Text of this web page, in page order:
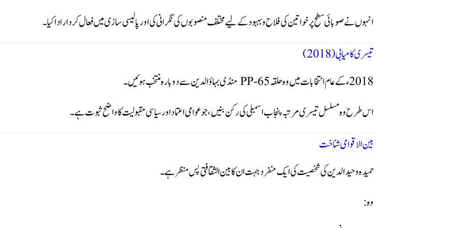
انہوں نے صوبائی سطح پر خواتین کی فلاح و بہبود کے لیے مختلف منصوبوں کی نگرانی کی اور پالیسی سازی میں فعال کردار ادا کیا۔
تیسری کامیابی (2018)
2018ء کے عام انتخابات میں وہ حلقہ PP-65 منڈی بہاؤالدین سے دوبارہ منتخب ہوئیں۔
اس طرح وہ مسلسل تیسری مرتبہ پنجاب اسمبلی کی رکن بنیں، جو عوامی اعتماد اور سیاسی مقبولیت کا واضح ثبوت ہے۔
بین الاقوامی شناخت
حمیدہ وحیدالدین کی شخصیت کی ایک منفرد جہت ان کا بین الثقافتی پس منظر ہے۔
وہ: